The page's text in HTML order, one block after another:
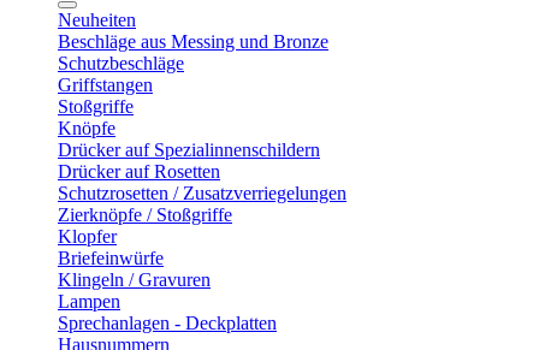
Neuheiten
Beschläge aus Messing und Bronze
Schutzbeschläge
Griffstangen
Stoßgriffe
Knöpfe
Drücker auf Spezialinnenschildern
Drücker auf Rosetten
Schutzrosetten / Zusatzverriegelungen
Zierknöpfe / Stoßgriffe
Klopfer
Briefeinwürfe
Klingeln / Gravuren
Lampen
Sprechanlagen - Deckplatten
Hausnummern